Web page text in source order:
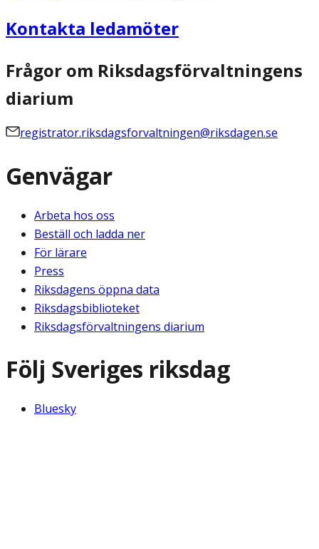
Kontakta ledamöter
Frågor om Riksdagsförvaltningens
diarium
registrator.riksdagsforvaltningen@riksdagen.se
Genvägar
Arbeta hos oss
Beställ och ladda ner
För lärare
Press
Riksdagens öppna data
Riksdagsbiblioteket
Riksdagsförvaltningens diarium
Följ Sveriges riksdag
Bluesky